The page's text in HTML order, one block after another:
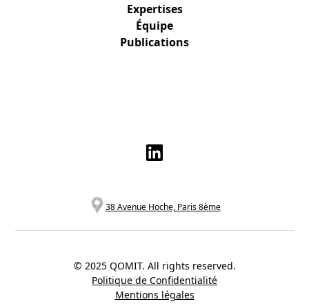
Expertises
Équipe
Publications
38 Avenue Hoche, Paris 8ème
© 2025 QOMIT. All rights reserved.
Politique de Confidentialité
Mentions légales